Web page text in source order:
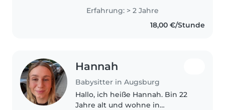
würde ich gerne als Babysitterin
arbeiten. Früher habe ich eine
Hauswirtschaftsschule
Erfahrung: > 2 Jahre
18,00 €/Stunde
Hannah
Babysitter in Augsburg
Hallo, ich heiße Hannah. Bin 22
Jahre alt und wohne in